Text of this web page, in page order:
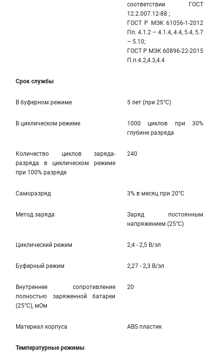
соответствии ГОСТ
12.2.007.12-88 ;
ГОСТ Р МЭК 61056-1-2012
Пп. 4.1.2 – 4.1.4, 4.4, 5.4, 5.7
– 5.10;
ГОСТ Р МЭК 60896-22-2015
П.п.4.2,4.3,4.4
Срок службы
В буферном режиме 5 лет (при 25°С)
В циклическом режиме
1000 циклов при 30%
глубине разряда
Количество циклов заряда-
разряда в циклическом режиме
при 100% разряде
240
Саморазряд 3% в месяц при 20°С
Метод заряда
Заряд постоянным
напряжением (25°С)
Циклический режим 2,4 - 2,5 В/эл
Буферный режим 2,27 - 2,3 В/эл
Внутреннее сопротивление
полностью заряженной батареи
(25°С), мОм
20
Материал корпуса ABS пластик
Температурные режимы